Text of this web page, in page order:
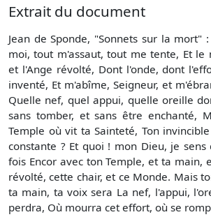
Extrait du document
Jean de Sponde, "Sonnets sur la mort"
moi, tout m'assaut, tout me tente, Et le
et l'Ange révolté, Dont l'onde, dont
inventé, Et m'abîme, Seigneur, et
Quelle nef, quel appui, quelle oreille
sans tomber, et sans être enchanté,
Temple où vit ta Sainteté, Ton
constante ? Et quoi ! mon Dieu, je
fois Encor avec ton Temple, et ta main,
révolté, cette chair, et ce Monde. Mais
ta main, ta voix sera La nef, l'appui,
perdra, Où mourra cet effort, où se